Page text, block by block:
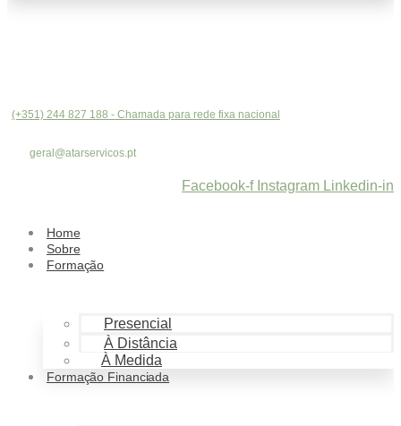
(+351) 244 827 188 - Chamada para rede fixa nacional
geral@atarservicos.pt
Facebook-f Instagram Linkedin-in
Home
Sobre
Formação
Presencial
À Distância
À Medida
Formação Financiada